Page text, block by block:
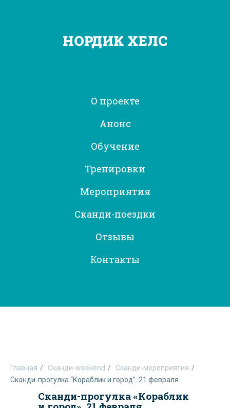
О проекте
Анонс
Обучение
Тренировки
Мероприятия
Сканди-поездки
Отзывы
Контакты
Главная / Сканди-weekend / Сканди-мероприятия /
Сканди-прогулка “Кораблик и город”. 21 февраля
Сканди-прогулка «Кораблик